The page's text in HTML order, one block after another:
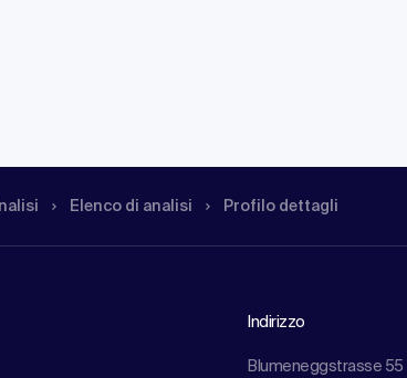
Elenco di analisi Profilo dettagli
Indirizzo
Blumeneggstrasse 55